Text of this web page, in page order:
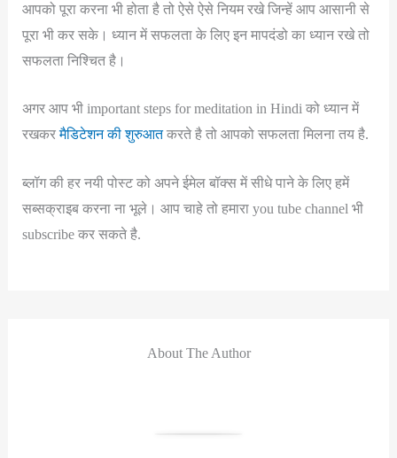
आपको पूरा करना भी होता है तो ऐसे ऐसे नियम रखे जिन्हें आप आसानी से
पूरा भी कर सके। ध्यान में सफलता के लिए इन मापदंडो का ध्यान रखे तो
सफलता निश्चित है।
अगर आप भी important steps for meditation in Hindi को ध्यान में
रखकरमैडिटेशन की शुरुआतकरते है तो आपको सफलता मिलना तय है.
ब्लॉग की हर नयी पोस्ट को अपने ईमेल बॉक्स में सीधे पाने के लिए हमें
सब्सक्राइब करना ना भूले। आप चाहे तो हमारा you tube channel भी
subscribe कर सकते है.
About The Author